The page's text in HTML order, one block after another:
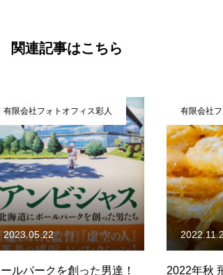
関連記事はこちら
有限会社フォトオフィス彩人
ルパークを創った男達！
2023.05.22
有限会社
2022年秋